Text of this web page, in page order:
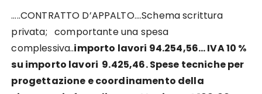
…..CONTRATTO D’APPALTO….Schema scrittura
privata; comportante una spesa
complessiva..importo lavori 94.254,56… IVA 10 %
su importo lavori 9.425,46. Spese tecniche per
progettazione e coordinamento della